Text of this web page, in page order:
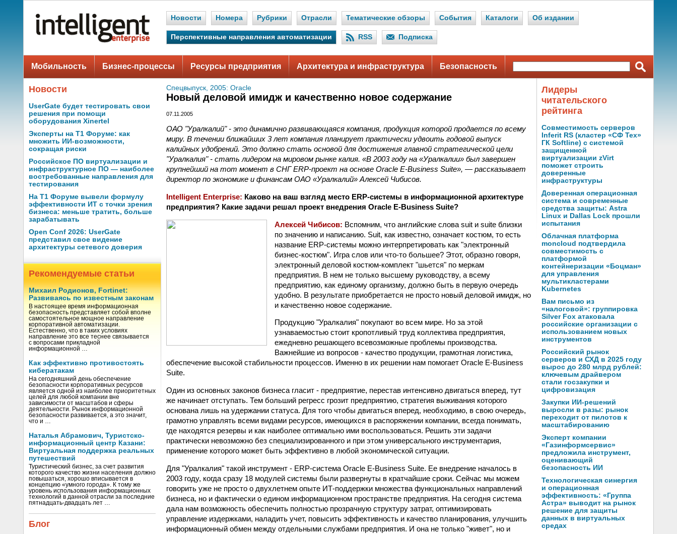
Новости Номера Рубрики Отрасли Тематические обзоры События Каталоги Об издании
Перспективные направления автоматизации RSS Подписка
Мобильность Бизнес-процессы Ресурсы предприятия Архитектура и инфраструктура Безопасность
Новости
UserGate будет тестировать свои
решения при помощи
оборудования Xinertel
Эксперты на Т1 Форуме: как
множить ИИ-возможности,
сокращая риски
Российское ПО виртуализации и
инфраструктурное ПО — наиболее
востребованные направления для
тестирования
На Т1 Форуме вывели формулу
эффективности ИТ с точки зрения
бизнеса: меньше тратить, больше
зарабатывать
Open Conf 2026: UserGate
представил свое видение
архитектуры сетевого доверия
Рекомендуемые статьи
Михаил Родионов, Fortinet:
Развиваясь по известным законам
В настоящее время информационная
безопасность представляет собой вполне
самостоятельное мощное направление
корпоративной автоматизации.
Естественно, что в таких условиях
направление это все теснее связывается
с вопросами прикладной
информационной …
Как эффективно противостоять
кибератакам
На сегодняшний день обеспечение
безопасности корпоративных ресурсов
является одной из наиболее приоритетных
целей для любой компании вне
зависимости от масштабов и сферы
деятельности. Рынок информационной
безопасности развивается, а это значит,
что и …
Наталья Абрамович, Туристско-
информационный центр Казани:
Виртуальная поддержка реальных
путешествий
Туристический бизнес, за счет развития
которого качество жизни населения должно
повышаться, хорошо вписывается в
концепцию «умного города». К тому же
уровень использования информационных
технологий в данной отрасли за последние
пятнадцать-двадцать лет …
Блог
Спецвыпуск, 2005: Oracle
Новый деловой имидж и качественно новое содержание
07.11.2005
ОАО "Уралкалий" - это динамично развивающаяся компания, продукция которой продается по всему
миру. В течении ближайших 3 лет компания планирует практически удвоить годовой выпуск
калийных удобрений. Это должно стать основой для достижения главной стратегической цели
"Уралкалия" - стать лидером на мировом рынке калия. «В 2003 году на «Уралкалии» был завершен
крупнейший на тот момент в СНГ ERP-проект на основе Oracle E-Business Suite», — рассказывает
директор по экономике и финансам ОАО «Уралкалий» Алексей Чибисов.
Intelligent Enterprise: Каково на ваш взгляд место ERP-системы в информационной архитектуре
предприятия? Какие задачи решал проект внедрения Oracle E-Business Suite?
Алексей Чибисов: Вспомним, что английские слова suit и suite близки
по значению и написанию. Suit, как известно, означает костюм, то есть
название ERP-системы можно интерпретировать как "электронный
бизнес-костюм". Игра слов или что-то большее? Этот, образно говоря,
электронный деловой костюм-комплект "шьется" по меркам
предприятия. В нем не только высшему руководству, а всему
предприятию, как единому организму, должно быть в первую очередь
удобно. В результате приобретается не просто новый деловой имидж, но
и качественно новое содержание.
Продукцию "Уралкалия" покупают во всем мире. Но за этой
узнаваемостью стоит кропотливый труд коллектива предприятия,
ежедневно решающего всевозможные проблемы производства.
Важнейшие из вопросов - качество продукции, грамотная логистика,
обеспечение высокой стабильности процессов. Именно в их решении нам помогает Oracle E-Business
Suite.
Один из основных законов бизнеса гласит - предприятие, перестав интенсивно двигаться вперед, тут
же начинает отступать. Тем больший регресс грозит предприятию, стратегия выживания которого
основана лишь на удержании статуса. Для того чтобы двигаться вперед, необходимо, в свою очередь,
грамотно управлять всеми видами ресурсов, имеющихся в распоряжении компании, всегда понимать,
где находятся резервы и как наиболее оптимально ими воспользоваться. Решить эти задачи
практически невозможно без специализированного и при этом универсального инструментария,
применение которого может быть эффективно в любой экономической ситуации.
Для "Уралкалия" такой инструмент - ERP-система Oracle E-Business Suite. Ее внедрение началось в
2003 году, когда сразу 18 модулей системы были развернуты в кратчайшие сроки. Сейчас мы можем
говорить уже не просто о двухлетнем опыте ИТ-поддержки множества функциональных направлений
бизнеса, но и фактически о едином информационном пространстве предприятия. На сегодня система
дала нам возможность обеспечить полностью прозрачную структуру затрат, оптимизировать
управление издержками, наладить учет, повысить эффективность и качество планирования, улучшить
информационный обмен между отдельными службами предприятия. И она не только "живет", но и
Лидеры
читательского
рейтинга
Совместимость серверов
Inferit RS (кластер «СФ Тех»
ГК Softline) с системой
защищенной
виртуализации zVirt
поможет строить
доверенные
инфраструктуры
Доверенная операционная
система и современные
средства защиты: Astra
Linux и Dallas Lock прошли
испытания
Облачная платформа
moncloud подтвердила
совместимость с
платформой
контейнеризации «Боцман»
для управления
мультикластерами
Kubernetes
Вам письмо из
«налоговой»: группировка
Silver Fox атаковала
российские организации с
использованием новых
инструментов
Российский рынок
серверов и СХД в 2025 году
вырос до 280 млрд рублей:
ключевым драйвером
стали госзакупки и
цифровизация
Закупки ИИ-решений
выросли в разы: рынок
переходит от пилотов к
масштабированию
Эксперт компании
«Газинформсервис»
предложила инструмент,
оценивающий
безопасность ИИ
Технологическая синергия
и операционная
эффективность: «Группа
Астра» выводит на рынок
решение для защиты
данных в виртуальных
средах